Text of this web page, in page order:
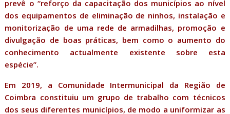
prevê o “reforço da capacitação dos municípios ao nível
dos equipamentos de eliminação de ninhos, instalação e
monitorização de uma rede de armadilhas, promoção e
divulgação de boas práticas, bem como o aumento do
conhecimento actualmente existente sobre esta
espécie”.
Em 2019, a Comunidade Intermunicipal da Região de
Coimbra constituiu um grupo de trabalho com técnicos
dos seus diferentes municípios, de modo a uniformizar as